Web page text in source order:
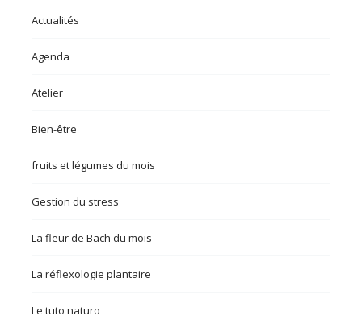
Actualités
Agenda
Atelier
Bien-être
fruits et légumes du mois
Gestion du stress
La fleur de Bach du mois
La réflexologie plantaire
Le tuto naturo